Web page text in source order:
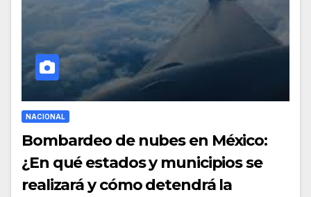
NACIONAL
Bombardeo de nubes en México:
¿En qué estados y municipios se
realizará y cómo detendrá la